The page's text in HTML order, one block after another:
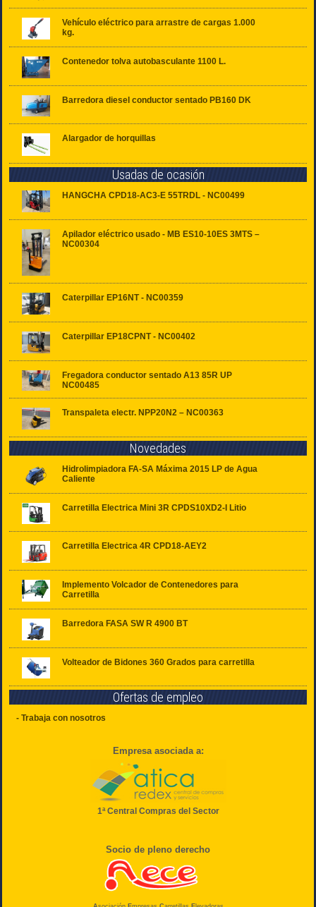
Vehículo eléctrico para arrastre de cargas 1.000
kg.
Contenedor tolva autobasculante 1100 L.
Barredora diesel conductor sentado PB160 DK
Alargador de horquillas
Usadas de ocasión
HANGCHA CPD18-AC3-E 55TRDL - NC00499
Apilador eléctrico usado - MB ES10-10ES 3MTS –
NC00304
Caterpillar EP16NT - NC00359
Caterpillar EP18CPNT - NC00402
Fregadora conductor sentado A13 85R UP
NC00485
Transpaleta electr. NPP20N2 – NC00363
Novedades
Hidrolimpiadora FA-SA Máxima 2015 LP de Agua
Caliente
Carretilla Electrica Mini 3R CPDS10XD2-I Litio
Carretilla Electrica 4R CPD18-AEY2
Implemento Volcador de Contenedores para
Carretilla
Barredora FASA SW R 4900 BT
Volteador de Bidones 360 Grados para carretilla
Ofertas de empleo
- Trabaja con nosotros
Empresa asociada a:
1ª Central Compras del Sector
Socio de pleno derecho